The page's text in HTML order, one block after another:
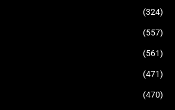
(324)
(557)
(561)
(471)
(470)